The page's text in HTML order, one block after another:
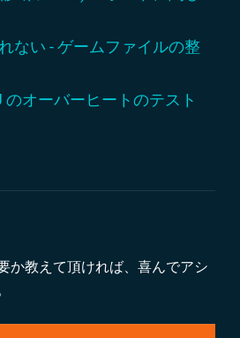
ない - ゲームファイルの整
のオーバーヒートのテスト
か教えて頂ければ、喜んでアシ